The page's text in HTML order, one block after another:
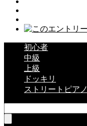
初心者
中級
上級
ドッキリ
ストリートピアノ